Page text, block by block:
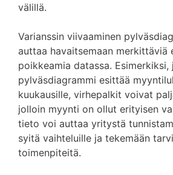
välillä.
Varianssin viivaaminen
auttaa havaitsemaan merkittäviä
poikkeamia datassa. Esimerkiksi,
pylväsdiagrammi esittää
kuukausille, virhepalkit voivat
jolloin myynti on ollut erityisen
tieto voi auttaa yritystä
syitä vaihteluille ja tekemään
toimenpiteitä.